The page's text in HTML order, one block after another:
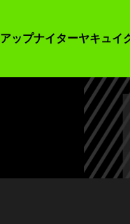
ップナイターヤキュイ